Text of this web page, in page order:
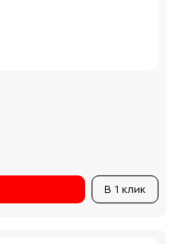
В 1 клик